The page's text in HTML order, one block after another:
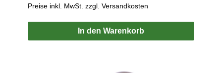
Preise inkl. MwSt. zzgl. Versandkosten
In den Warenkorb